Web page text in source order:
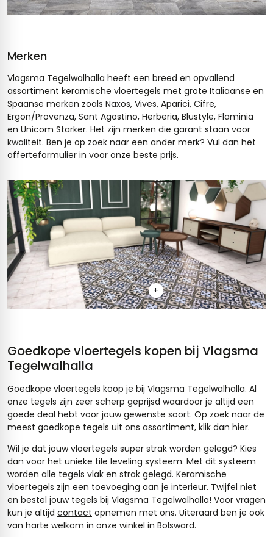
Merken
Vlagsma Tegelwalhalla heeft een breed en opvallend
assortiment keramische vloertegels met grote Italiaanse en
Spaanse merken zoals Naxos, Vives, Aparici, Cifre,
Ergon/Provenza, Sant Agostino, Herberia, Blustyle, Flaminia
en Unicom Starker. Het zijn merken die garant staan voor
kwaliteit. Ben je op zoek naar een ander merk? Vul dan het
offerteformulier in voor onze beste prijs.
+
Goedkope vloertegels kopen bij Vlagsma
Tegelwalhalla
Goedkope vloertegels koop je bij Vlagsma Tegelwalhalla. Al
onze tegels zijn zeer scherp geprijsd waardoor je altijd een
goede deal hebt voor jouw gewenste soort. Op zoek naar de
meest goedkope tegels uit ons assortiment, klik dan hier.
Wil je dat jouw vloertegels super strak worden gelegd? Kies
dan voor het unieke tile leveling systeem. Met dit systeem
worden alle tegels vlak en strak gelegd. Keramische
vloertegels zijn een toevoeging aan je interieur. Twijfel niet
en bestel jouw tegels bij Vlagsma Tegelwalhalla! Voor vragen
kun je altijd contact opnemen met ons. Uiteraard ben je ook
van harte welkom in onze winkel in Bolsward.